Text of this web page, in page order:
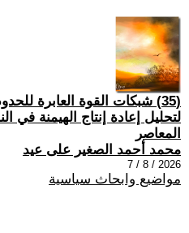
(35) شبكات القوة العابرة
لتحليل إعادة إنتاج الهيمنة في
المعاصر
محمد أحمد الصغير على عيد
2026 / 8 / 7
مواضيع وابحاث سياسية